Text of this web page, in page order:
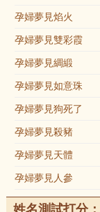
孕婦夢見焰火
孕婦夢見雙彩霞
孕婦夢見綢緞
孕婦夢見如意珠
孕婦夢見狗死了
孕婦夢見殺豬
孕婦夢見天體
孕婦夢見人參
姓名測試打分：